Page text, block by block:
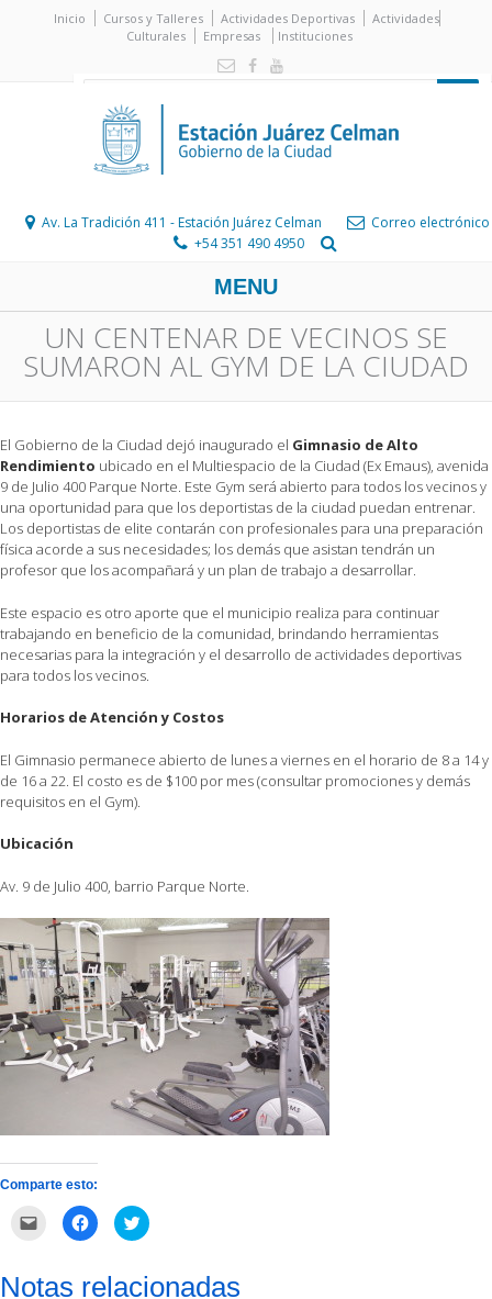
Inicio Cursos y Talleres Actividades Deportivas
Actividades
Culturales
Empresas Instituciones
Av. La Tradición 411 - Estación Juárez Celman
Correo electrónico
+54 351 490 4950
MENU
UN CENTENAR DE VECINOS SE
SUMARON AL GYM DE LA CIUDAD
El Gobierno de la Ciudad dejó inaugurado el Gimnasio de Alto
Rendimiento ubicado en el Multiespacio de la Ciudad (Ex Emaus), avenida
9 de Julio 400 Parque Norte. Este Gym será abierto para todos los vecinos y
una oportunidad para que los deportistas de la ciudad puedan entrenar.
Los deportistas de elite contarán con profesionales para una preparación
física acorde a sus necesidades; los demás que asistan tendrán un
profesor que los acompañará y un plan de trabajo a desarrollar.
Este espacio es otro aporte que el municipio realiza para continuar
trabajando en beneficio de la comunidad, brindando herramientas
necesarias para la integración y el desarrollo de actividades deportivas
para todos los vecinos.
Horarios de Atención y Costos
El Gimnasio permanece abierto de lunes a viernes en el horario de 8 a 14 y
de 16 a 22. El costo es de $100 por mes (consultar promociones y demás
requisitos en el Gym).
Ubicación
Av. 9 de Julio 400, barrio Parque Norte.
Comparte esto:
correo
Haz
clic
Facebook
Haz
clic
en
Twitter
Notas relacionadas